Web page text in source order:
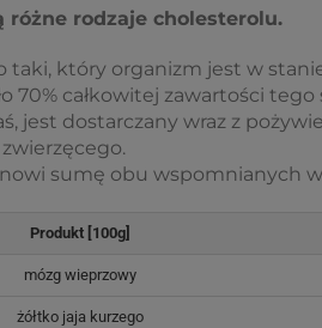
rodzaje cholesterolu.
taki, który organizm jest w
70% całkowitej zawartości
jest dostarczany wraz z
sumę obu wspomnianych
Produkt [100g]
mózg wieprzowy
żółtko jaja kurzego